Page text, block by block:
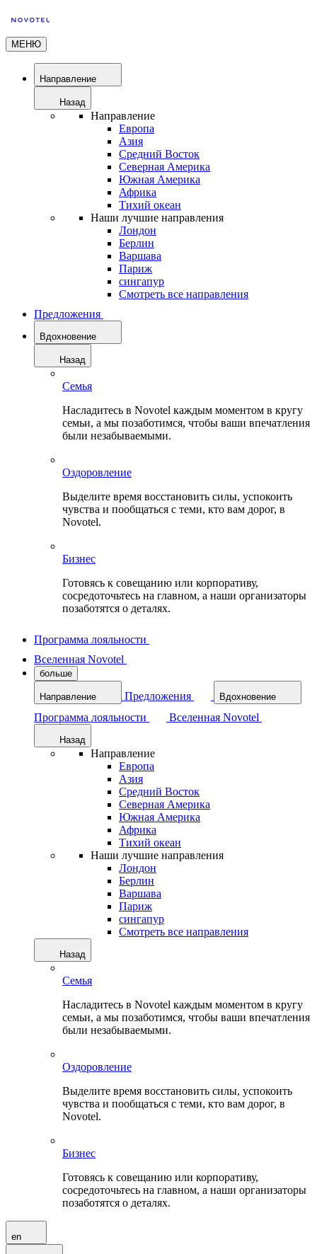
МЕНЮ
Направление
Назад
Направление
Европа
Азия
Средний Восток
Северная Америка
Южная Америка
Африка
Тихий океан
Наши лучшие направления
Лондон
Берлин
Варшава
Париж
сингапур
Смотреть все направления
Предложения
Вдохновение
Назад
Семья
Насладитесь в Novotel каждым моментом в кругу
семьи, а мы позаботимся, чтобы ваши впечатления
были незабываемыми.
Оздоровление
Выделите время восстановить силы, успокоить
чувства и пообщаться с теми, кто вам дорог, в
Novotel.
Бизнес
Готовясь к совещанию или корпоративу,
сосредоточьтесь на главном, а наши организаторы
позаботятся о деталях.
Программа лояльности
Вселенная Novotel
больше
Направление Предложения Вдохновение
Программа лояльности Вселенная Novotel
Назад
Направление
Европа
Азия
Средний Восток
Северная Америка
Южная Америка
Африка
Тихий океан
Наши лучшие направления
Лондон
Берлин
Варшава
Париж
сингапур
Смотреть все направления
Назад
Семья
Насладитесь в Novotel каждым моментом в кругу
семьи, а мы позаботимся, чтобы ваши впечатления
были незабываемыми.
Оздоровление
Выделите время восстановить силы, успокоить
чувства и пообщаться с теми, кто вам дорог, в
Novotel.
Бизнес
Готовясь к совещанию или корпоративу,
сосредоточьтесь на главном, а наши организаторы
позаботятся о деталях.
en